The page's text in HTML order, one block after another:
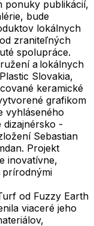
ponuky publikácií,
bude
lokálnych
zraniteľných
spolupráce.
a lokálnych
Slovakia,
keramické
grafikom
vyhláseného
dizajnérsko -
Sebastian
Projekt
inovatívne,
prírodnými
od Fuzzy Earth
viaceré jeho